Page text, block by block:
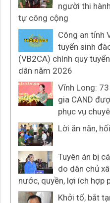
người thi
tự công cộng
Công an tỉnh
tuyển sinh
(VB2CA) chính quy
dân năm 2026
Vĩnh Long:
gia CAND
phục vụ
Lời ăn năn,
Tuyên án bị
do dân chủ
nước, quyền, lợi ích hợp
Khởi tố, bắt